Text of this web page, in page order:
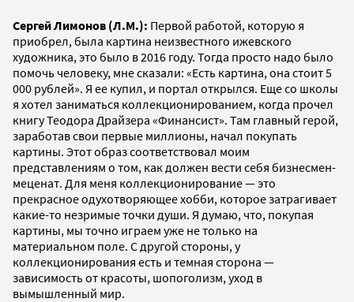
Сергей Лимонов (Л.М.): Первой работой, которую я
приобрел, была картина неизвестного ижевского
художника, это было в 2016 году. Тогда просто надо было
помочь человеку, мне сказали: «Есть картина, она стоит 5
000 рублей». Я ее купил, и портал открылся. Еще со школы
я хотел заниматься коллекционированием, когда прочел
книгу Теодора Драйзера «Финансист». Там главный герой,
заработав свои первые миллионы, начал покупать
картины. Этот образ соответствовал моим
представлениям о том, как должен вести себя бизнесмен-
меценат. Для меня коллекционирование — это
прекрасное одухотворяющее хобби, которое затрагивает
какие-то незримые точки души. Я думаю, что, покупая
картины, мы точно играем уже не только на
материальном поле. С другой стороны, у
коллекционирования есть и темная сторона —
зависимость от красоты, шопоголизм, уход в
вымышленный мир.